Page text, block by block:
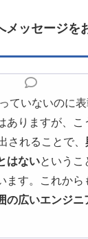
メッセージを
ていないのに
ありますが、こ
されることで、
はないというこ
ます。これから
の広いエンジニ